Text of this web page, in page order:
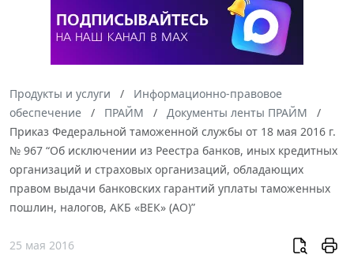
Продукты и услуги
Информационно-правовое
обеспечение
ПРАЙМ
Документы ленты ПРАЙМ
Приказ Федеральной таможенной службы от 18 мая 2016 г.
№ 967 “Об исключении из Реестра банков, иных кредитных
организаций и страховых организаций, обладающих
правом выдачи банковских гарантий уплаты таможенных
пошлин, налогов, АКБ «ВЕК» (АО)”
25 мая 2016